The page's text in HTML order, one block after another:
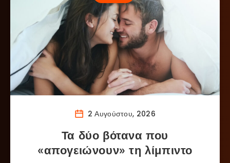
2 Αυγούστου, 2026
Τα δύο βότανα που
«απογειώνουν» τη λίμπιντο